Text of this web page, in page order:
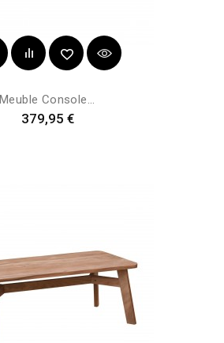
Meuble Console...
Prix
379,95 €